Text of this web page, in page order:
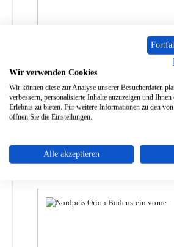
Nordpeis ME Bodenstein
Produktnummer:
Wir verwenden Cookies
Wir können diese zur Analyse unserer Besucherdaten
verbessern, personalisierte Inhalte anzuzeigen und
Erlebnis zu bieten. Für weitere Informationen zu den
öffnen Sie die Einstellungen.
Alle akzeptieren